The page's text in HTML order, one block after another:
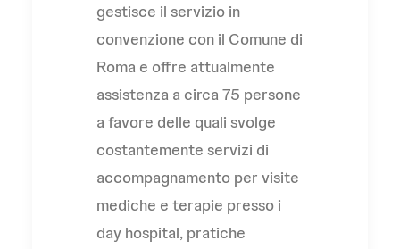
gestisce il servizio in
convenzione con il Comune di
Roma e offre attualmente
assistenza a circa 75 persone
a favore delle quali svolge
costantemente servizi di
accompagnamento per visite
mediche e terapie presso i
day hospital, pratiche